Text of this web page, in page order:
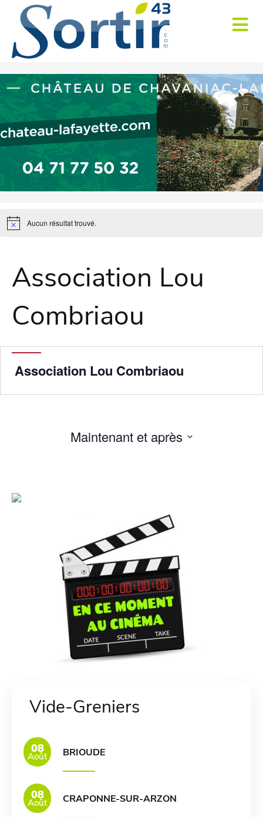
Aucun résultat trouvé.
Association Lou
Combriaou
Association Lou Combriaou
Maintenant et après
Vide-Greniers
08
Août BRIOUDE
08
Août CRAPONNE-SUR-ARZON